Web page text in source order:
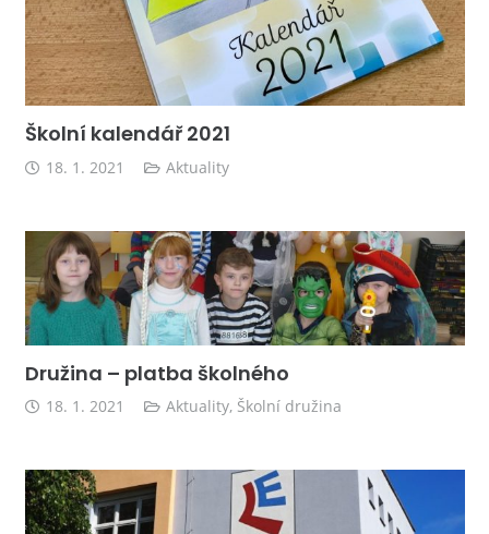
Školní kalendář 2021
18. 1. 2021 Aktuality
Družina – platba školného
18. 1. 2021 Aktuality, Školní družina